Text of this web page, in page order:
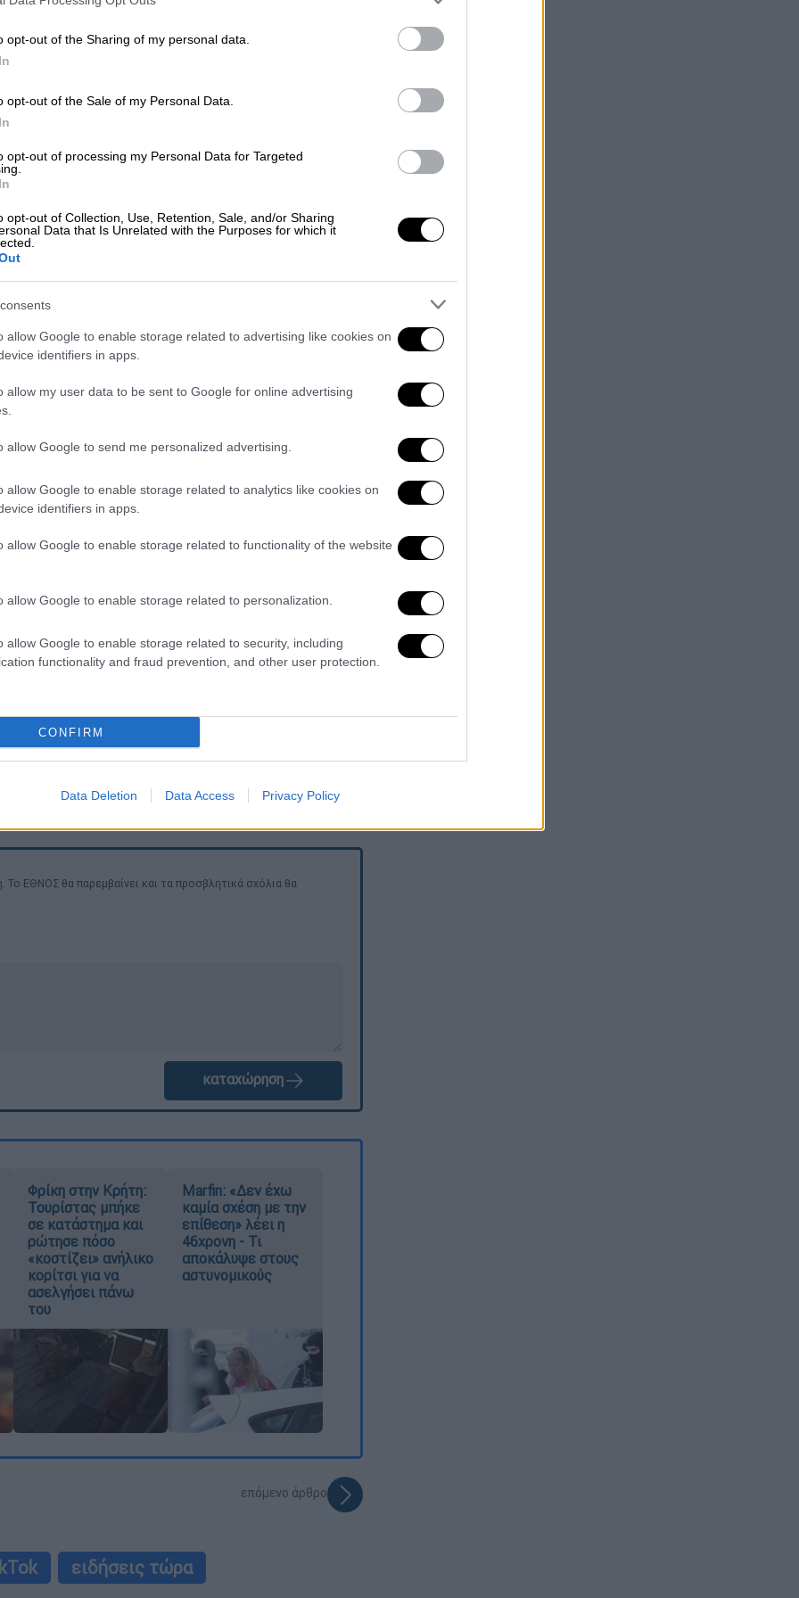
opt-out of the Sharing of my personal data.
opt-out of the Sale of my Personal Data.
opt-out of processing my Personal Data for Targeted
opt-out of Collection, Use, Retention, Sale, and/or Sharing
Data that Is Unrelated with the Purposes for which it
allow Google to enable storage related to advertising like cookies on
identifiers in apps.
allow my user data to be sent to Google for online advertising
allow Google to send me personalized advertising.
allow Google to enable storage related to analytics like cookies on
identifiers in apps.
allow Google to enable storage related to functionality of the website
allow Google to enable storage related to personalization.
allow Google to enable storage related to security, including
functionality and fraud prevention, and other user protection.
CONFIRM
Data Deletion Data Access Privacy Policy
bodybuilder του TikTok για
που διακινούσε αναβολικά -
της
Βορείου Ελλάδος
, η οποία εξάρθρωσε
το πρωί της Παρασκευής (20/3).
κατηγορούμενοι
των οποίων διέθεταν προς πώληση
διατροφής. Παράλληλα,
της οποίαςπροωθούσαν τις
κιλά σκόνης
διατροφής. Επιπλέον,
κρότου και ποσότητα
τους κατάστασης, είτε κατά τη
σε αυτούς. Παράλληλα, τα μη
που διακινούντανθεωρούνται
ενδέχεται να προκαλέσουν σοβαρές
ΕΘΝΟΣ θα παρεμβαίνει και τα προσβλητικά σχόλια θα
καταχώρηση
Φρίκη στην Κρήτη:
Τουρίστας μπήκε
σε κατάστημα και
ρώτησε πόσο
«κοστίζει» ανήλικο
κορίτσι για να
ασελγήσει πάνω
του
Marfin: «Δεν έχω
καμία σχέση με την
επίθεση» λέει η
46χρονη - Τι
αποκάλυψε στους
αστυνομικούς
επόμενο άρθρο
ειδήσεις τώρα